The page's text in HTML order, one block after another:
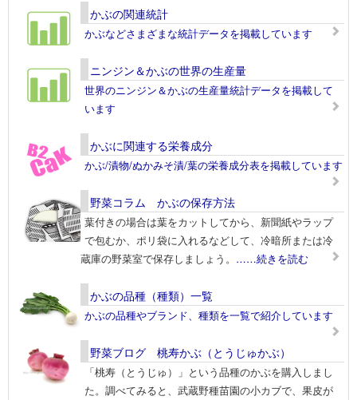
かぶの関連統計
かぶなどさまざまな統計データを掲載しています
ニンジン＆かぶの世界の生産量
世界のニンジン＆かぶの生産量統計データを掲載して
います
かぶに関連する栄養成分
かぶ/漬物/ぬかみそ漬/葉の栄養成分表を掲載しています
野菜コラム かぶの保存方法
葉付きの場合は葉をカットしてから、新聞紙やラップ
で包むか、ポリ袋に入れるなどして、冷暗所または冷
蔵庫の野菜室で保存しましょう。 ……続きを読む
かぶの品種（種類）一覧
かぶの品種やブランド、種類を一覧で紹介しています
野菜ブログ 桃寿かぶ（とうじゅかぶ）
「桃寿（とうじゅ）」という品種のかぶを購入しまし
た。調べてみると、武蔵野種苗園の小カブで、果皮が